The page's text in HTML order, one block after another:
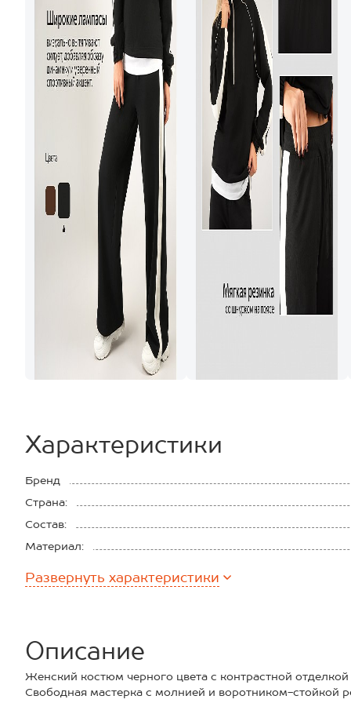
Характеристики
Бренд
Страна:
Состав:
Материал:
Развернуть характеристики
Описание
Женский костюм черного цвета с контрастной
Свободная мастерка с молнией и воротником-стойкой